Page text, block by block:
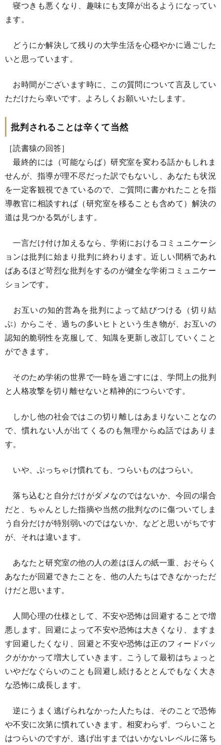
寝つきも悪くなり、趣味にも支障が出るようになってい
ます。
どうにか解決して残りの大学生活を心穏やかに過ごした
いと思っています。
お時間がございます時に、この質問について言及してい
ただけたら幸いです。よろしくお願いいたします。
批判されることは辛くて当然
［読書猿の回答］
最終的には（可能ならば）研究室を変わる話かもしれま
せんが、指導が理不尽だった訳でもないし、あなたも状況
を一定客観視できているので、ご質問に書かれたことを指
導教官に相談すれば（研究室を移ることも含めて）解決の
道は見つかる気がします。
一言だけ付け加えるなら、学術におけるコミュニケーシ
ョンは批判に始まり批判に終わります。近しい間柄であれ
ばあるほど苛烈な批判をするのが健全な学術コミュニケー
ションです。
お互いの知的営為を批判によって結びつける（切り結
ぶ）からこそ、過ちの多いヒトという生き物が、お互いの
認知的脆弱性を克服して、知識を更新し改訂していくこと
ができます。
そのため学術の世界で一時を過ごすには、学問上の批判
と人格攻撃を切り離せないと精神的につらいです。
しかし他の社会ではこの切り離しはあまりないことなの
で、慣れない人が出てくるのも無理からぬ話ではありま
す。
いや、ぶっちゃけ慣れても、つらいものはつらい。
落ち込むと自分だけがダメなのではないか、今回の場合
だと、ちゃんとした指摘や当然の批判なのに傷ついてしま
う自分だけが特別弱いのではないか、などと思いがちです
が、それは違います。
あなたと研究室の他の人の差はほんの紙一重、おそらく
あなたが回避できたことを、他の人たちはできなかっただ
けだと思います。
人間心理の仕様として、不安や恐怖は回避することで増
悪します。回避によって不安や恐怖は大きくなり、ますま
す回避したくなり、回避と不安や恐怖は正のフィードバッ
クがかかって増大していきます。こうして最初はちょっと
いやだなぐらいのことも回避し続けるととんでもなく大き
な恐怖に成長します。
逆にうまく逃げられなかった人たちは、そのことで恐怖
や不安に次第に慣れていきます。相変わらず、つらいこと
はつらいのですが、逃げ出すまではいかないレベルに落ち